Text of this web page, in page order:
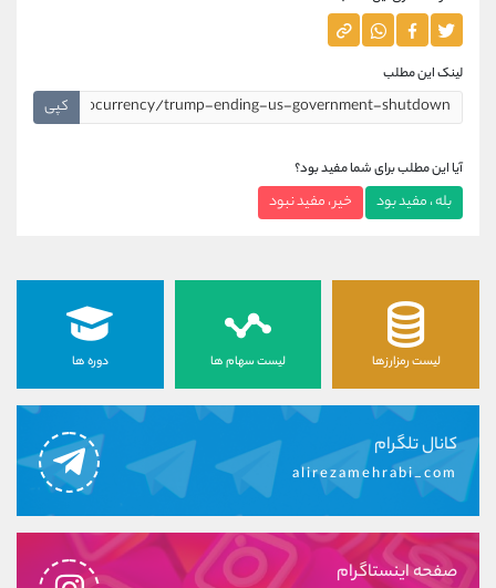
لینک این مطلب
کپی
آیا این مطلب برای شما مفید بود؟
بله ، مفید بود خیر ، مفید نبود
لیست رمزارزها لیست سهام ها دوره ها
کانال تلگرام
alirezamehrabi_com
صفحه اینستاگرام